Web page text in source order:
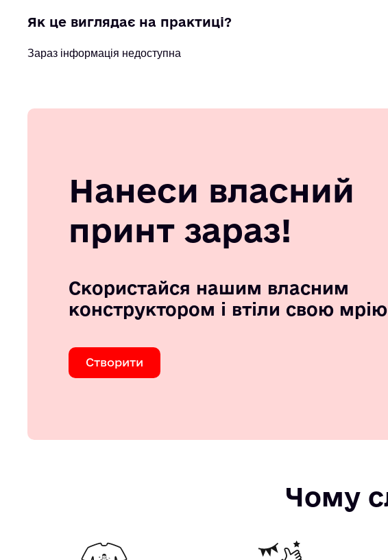
Як це виглядає на практиці?
Зараз інформація недоступна
Нанеси власний
принт зараз!
Скористайся нашим власним
конструктором і втіли свою мрію
Створити
Чому